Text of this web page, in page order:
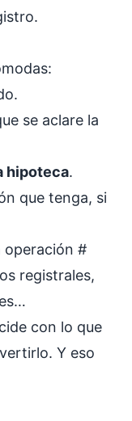
se aclare la
hipoteca.
que tenga, si
operación #
registrales,
con lo que
Y eso